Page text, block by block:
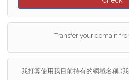
Transfer your domain
我打算使用我目前持有的網域名稱 (